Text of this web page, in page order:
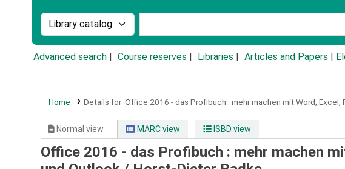
Search the catalog by:
Advanced search Course reserves Libraries Articles and Papers
Home Details for: Office 2016 - das Profibuch : mehr machen mit Word,
Normal view MARC view ISBD view
Office 2016 - das Profibuch : mehr machen